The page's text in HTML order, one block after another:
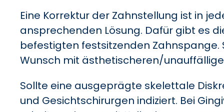
Eine Korrektur der Zahnstellung ist in
ansprechenden Lösung. Dafür gibt es
befestigten festsitzenden
Wunsch mit ästhetischeren/
Sollte eine ausgeprägte skelettale
und Gesichtschirurgen indiziert. Bei